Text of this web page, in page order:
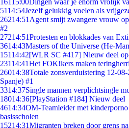
16115:00Dingen waar je enorm vrolijk
5114:54Jezelf gelukkig voelen als
26214:51 Agent smijt zwangere vrouw
#2
27214:51Protesten en blokkades van
3614:43Masters of the Universe (He-
15114:42[WLR SC #417] Nieuw deel
23114:41Het FOK!kers maken
26014:38Totale zonsverduistering 12-
Spanje) #1
3314:37Single mannen verplichtsingle
18014:36[PlayStation #184] Nieuw deel
4614:34OM-Teamleider met
basisscholen
15214:31Migranten breken door grens